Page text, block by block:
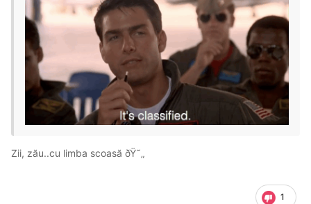
Zii, zău..cu limba scoasă ðŸ˜„
1